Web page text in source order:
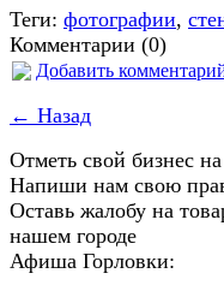
Теги: фотографии,
Комментарии (0)
Добавить
← Назад
Отметь свой бизнес
Напиши нам свою
Оставь жалобу на
нашем городе
Афиша Горловки: